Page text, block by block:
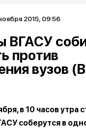
2015, 09:56
ВГАСУ
против
вузов
в 10 часов утра
соберутся в